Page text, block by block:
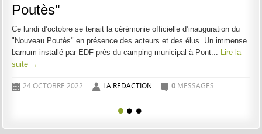
Poutès"
Ce lundi d’octobre se tenait la cérémonie officielle d’inauguration du
"Nouveau Poutès" en présence des acteurs et des élus. Un immense
barnum installé par EDF près du camping municipal à Pont... Lire la
suite →
D 24 OCTOBRE 2022 A LA RÉDACTION 0 MESSAGES
1 2 3